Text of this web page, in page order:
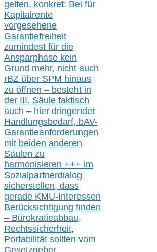
gelten, konkret: Bei für
Kapitalrente
vorgesehene
Garantiefreiheit
zumindest für die
Ansparphase kein
Grund mehr, nicht auch
rBZ über SPM hinaus
zu öffnen – besteht in
der III. Säule faktisch
auch – hier dringender
Handlungsbedarf, bAV-
Garantieanforderungen
mit beiden anderen
Säulen zu
harmonisieren +++ im
Sozialpartnerdialog
sicherstellen, dass
gerade KMU-Interessen
Berücksichtigung finden
– Bürokratieabbau,
Rechtssicherheit,
Portabilität sollten vom